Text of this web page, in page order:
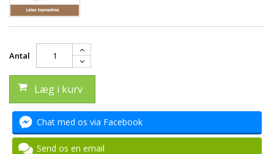
Antal
Læg i kurv
Chat med os via Facebook
Send os en email